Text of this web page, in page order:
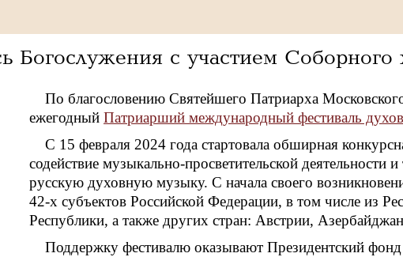
Богослужения с участием
По благословению Святейшего Патриарха
ежегодный Патриарший международный фестиваль
С 15 февраля 2024 года стартовала обширная
содействие музыкально-просветительской
русскую духовную музыку. С начала своего
42-х субъектов Российской Федерации, в том числе из
Республики, а также других стран: Австрии,
Поддержку фестивалю оказывают Президентский